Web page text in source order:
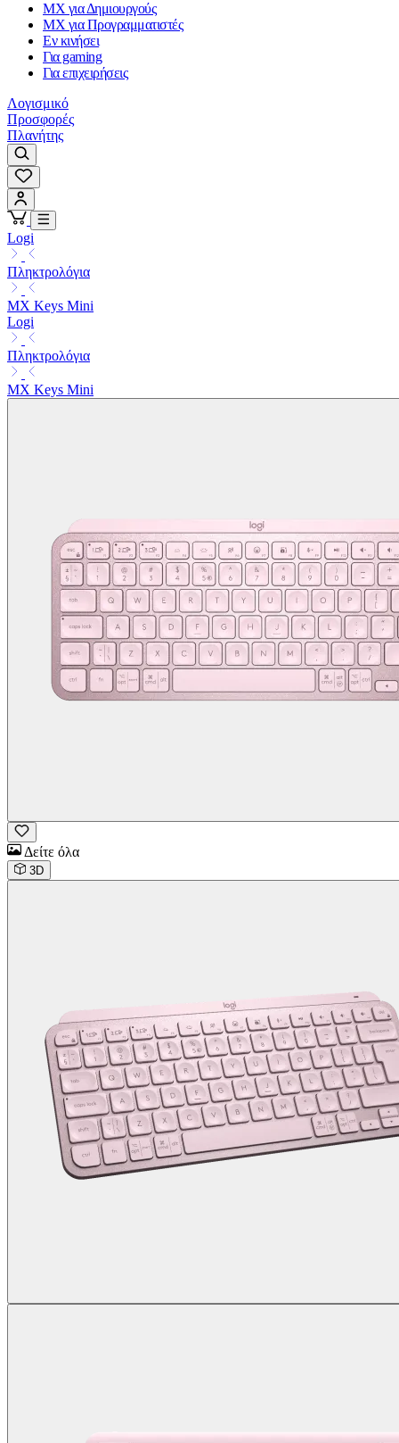
MX για Δημιουργούς
MX για Προγραμματιστές
Εν κινήσει
Για gaming
Για επιχειρήσεις
Λογισμικό
Προσφορές
Πλανήτης
Logi
Πληκτρολόγια
MX Keys Mini
Logi
Πληκτρολόγια
MX Keys Mini
Δείτε όλα
3D